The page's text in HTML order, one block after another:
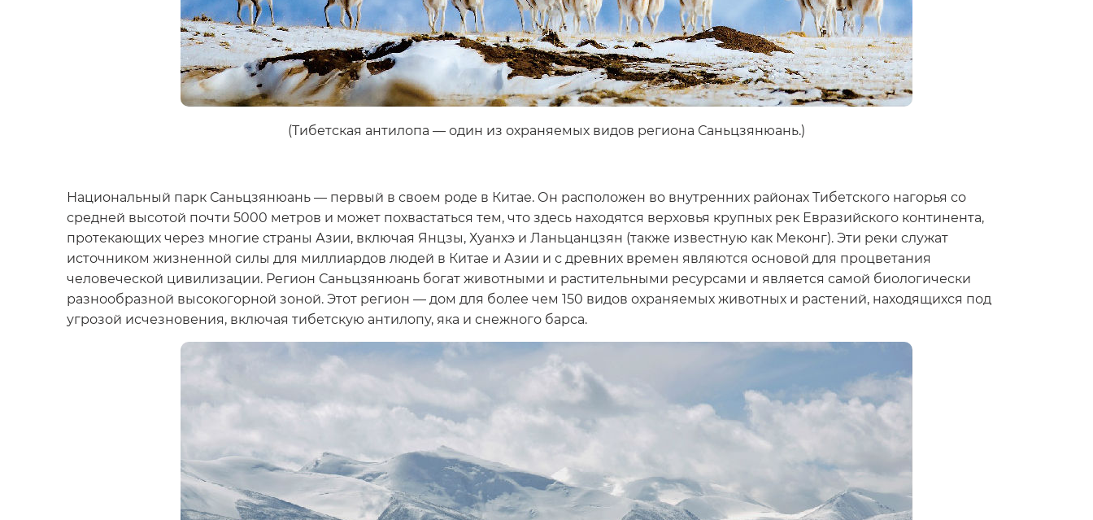
(Тибетская антилопа — один из охраняемых видов региона Саньцзянюань.)
Национальный парк Саньцзянюань — первый в своем роде в Китае. Он расположен во внутренних районах Тибетского нагорья со
средней высотой почти 5000 метров и может похвастаться тем, что здесь находятся верховья крупных рек Евразийского континента,
протекающих через многие страны Азии, включая Янцзы, Хуанхэ и Ланьцанцзян (также известную как Меконг). Эти реки служат
источником жизненной силы для миллиардов людей в Китае и Азии и с древних времен являются основой для процветания
человеческой цивилизации. Регион Саньцзянюань богат животными и растительными ресурсами и является самой биологически
разнообразной высокогорной зоной. Этот регион — дом для более чем 150 видов охраняемых животных и растений, находящихся под
угрозой исчезновения, включая тибетскую антилопу, яка и снежного барса.